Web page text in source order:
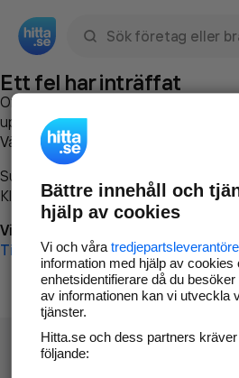
Ett fel har inträffat
Om du vill kan du
uppstod så att vi lättare och
Vänligen försök med följande:
Surfa till
Klicka påTillbaka-knappen i
Vi beklagar besväret!
Till startsidan
Bättre innehåll och
hjälp av cookies
Vi och våra
information med hjälp av cookies
enhetsidentifierare då du
av informationen kan vi utveckla
tjänster.
Hitta.se och dess partners
följande: